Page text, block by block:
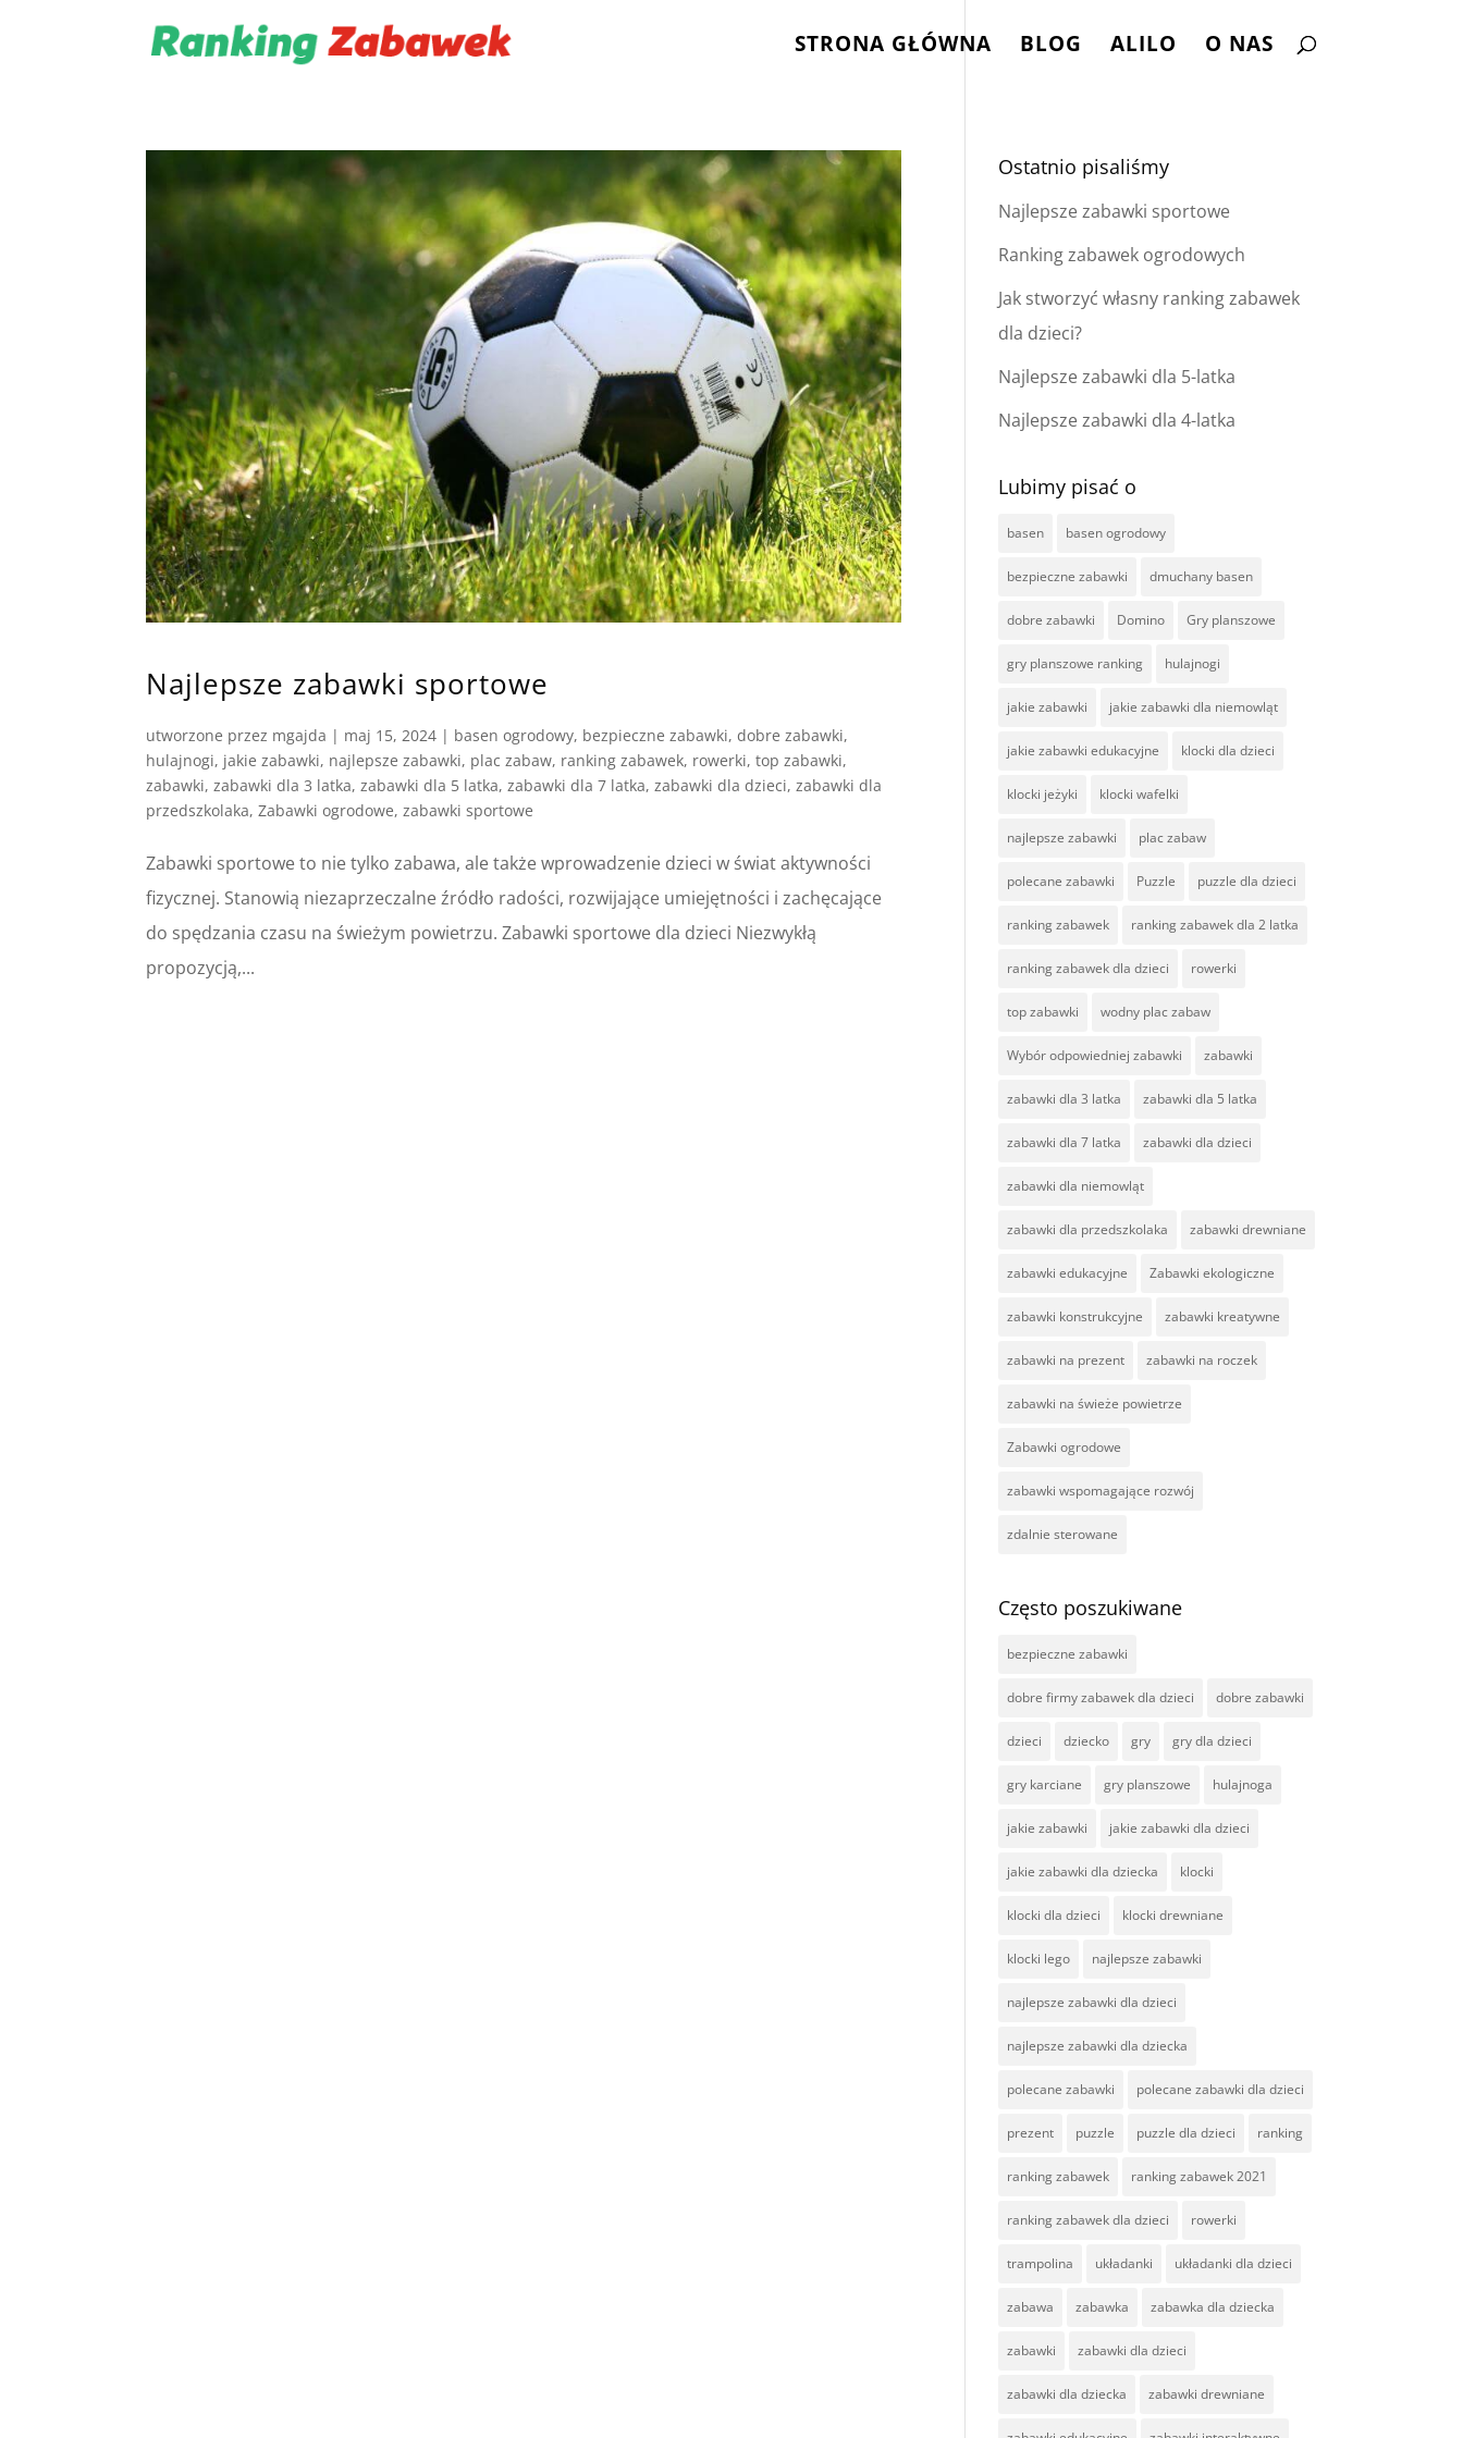
STRONA GŁÓWNA BLOG ALILO O NAS
Najlepsze zabawki sportowe
utworzone przez mgajda | maj 15, 2024 | basen ogrodowy, bezpieczne zabawki,dobre zabawki,
hulajnogi, jakie zabawki, najlepsze zabawki, plac zabaw, ranking zabawek, rowerki,top zabawki,
zabawki,zabawki dla 3 latka,zabawki dla 5 latka,zabawki dla 7 latka,zabawki dla dzieci,zabawki dla
przedszkolaka,Zabawki ogrodowe,zabawki sportowe
Zabawki sportowe to nie tylko zabawa, ale także wprowadzenie dzieci w świat aktywności
fizycznej. Stanowią niezaprzeczalne źródło radości, rozwijające umiejętności i zachęcające
do spędzania czasu na świeżym powietrzu. Zabawki sportowe dla dzieci Niezwykłą
propozycją,...
Ostatnio pisaliśmy
Najlepsze zabawki sportowe
Ranking zabawek ogrodowych
Jak stworzyć własny ranking zabawek
dla dzieci?
Najlepsze zabawki dla 5-latka
Najlepsze zabawki dla 4-latka
Lubimy pisać o
basen basen ogrodowy
bezpieczne zabawki dmuchany basen
dobre zabawki Domino Gry planszowe
gry planszowe ranking hulajnogi
jakie zabawki jakie zabawki dla niemowląt
jakie zabawki edukacyjne klocki dla dzieci
klocki jeżyki klocki wafelki
najlepsze zabawki plac zabaw
polecane zabawki Puzzle puzzle dla dzieci
ranking zabawek ranking zabawek dla 2 latka
ranking zabawek dla dzieci rowerki
top zabawki wodny plac zabaw
Wybór odpowiedniej zabawki zabawki
zabawki dla 3 latka zabawki dla 5 latka
zabawki dla 7 latka zabawki dla dzieci
zabawki dla niemowląt
zabawki dla przedszkolaka zabawki drewniane
zabawki edukacyjne Zabawki ekologiczne
zabawki konstrukcyjne zabawki kreatywne
zabawki na prezent zabawki na roczek
zabawki na świeże powietrze
Zabawki ogrodowe
zabawki wspomagające rozwój
zdalnie sterowane
Często poszukiwane
bezpieczne zabawki
dobre firmy zabawek dla dzieci dobre zabawki
dzieci dziecko gry gry dla dzieci
gry karciane gry planszowe hulajnoga
jakie zabawki jakie zabawki dla dzieci
jakie zabawki dla dziecka klocki
klocki dla dzieci klocki drewniane
klocki lego najlepsze zabawki
najlepsze zabawki dla dzieci
najlepsze zabawki dla dziecka
polecane zabawki polecane zabawki dla dzieci
prezent puzzle puzzle dla dzieci ranking
ranking zabawek ranking zabawek 2021
ranking zabawek dla dzieci rowerki
trampolina układanki układanki dla dzieci
zabawa zabawka zabawka dla dziecka
zabawki zabawki dla dzieci
zabawki dla dziecka zabawki drewniane